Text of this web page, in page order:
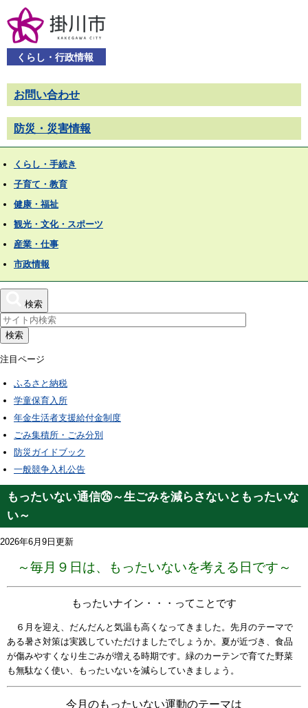
くらし・行政情報
お問い合わせ
防災・災害情報
くらし・手続き
子育て・教育
健康・福祉
観光・文化・スポーツ
産業・仕事
市政情報
検索
検索
注目ページ
ふるさと納税
学童保育入所
年金生活者支援給付金制度
ごみ集積所・ごみ分別
防災ガイドブック
一般競争入札公告
もったいない通信㉖～生ごみを減らさないともったいな
い～
2026年6月9日更新
～毎月９日は、もったいないを考える日です～
もったいナイン・・・ってことです
６月を迎え、だんだんと気温も高くなってきました。先月のテーマで
ある暑さ対策は実践していただけましたでしょうか。夏が近づき、食品
が傷みやすくなり生ごみが増える時期です。緑のカーテンで育てた野菜
も無駄なく使い、もったいないを減らしていきましょう。
今月のもったいない運動のテーマは